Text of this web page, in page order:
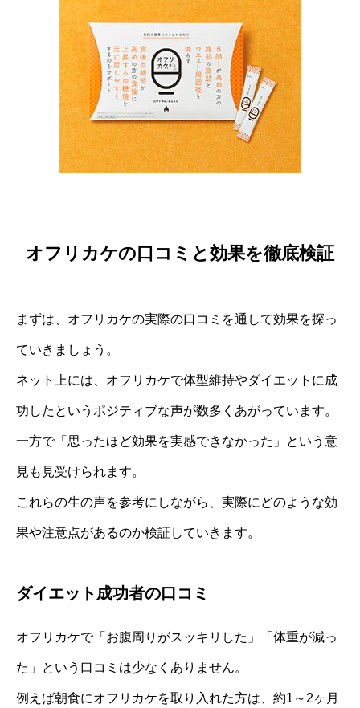
オフリカケの口コミと効果を徹底検証
まずは、オフリカケの実際の口コミを通して効果を探っ
ていきましょう。
ネット上には、オフリカケで体型維持やダイエットに成
功したというポジティブな声が数多くあがっています。
一方で「思ったほど効果を実感できなかった」という意
見も見受けられます。
これらの生の声を参考にしながら、実際にどのような効
果や注意点があるのか検証していきます。
ダイエット成功者の口コミ
オフリカケで「お腹周りがスッキリした」「体重が減っ
た」という口コミは少なくありません。
例えば朝食にオフリカケを取り入れた方は、約1～2ヶ月